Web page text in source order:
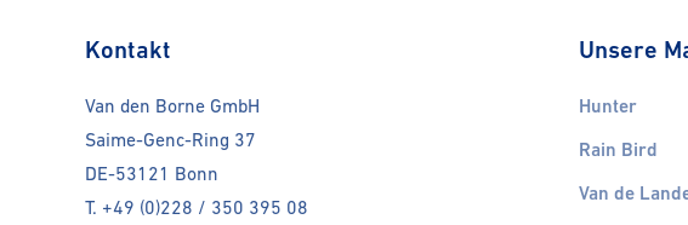
Kontakt
Van den Borne GmbH
Saime-Genc-Ring 37
DE-53121 Bonn
T. +49 (0)228 / 350 395 08
Unsere
Hunter
Rain Bird
Van de